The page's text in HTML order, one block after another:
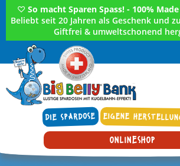
♡ So macht Sparen Spass! - 100%
Beliebt seit 20 Jahren als Geschenk und
Giftfrei & umweltschonend
DIE SPARDOSE EIGENE
ONLINESHOP